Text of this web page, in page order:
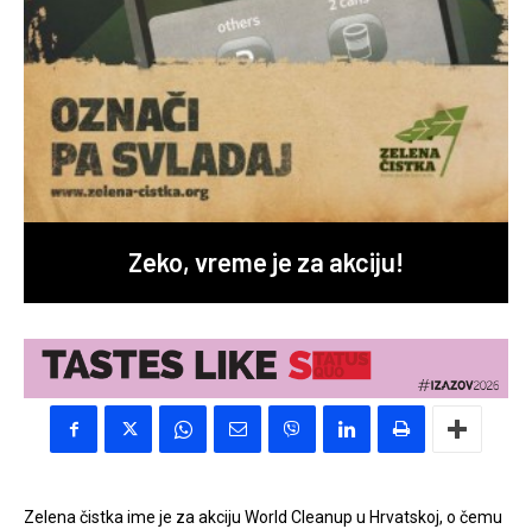
Zeko, vreme je za akciju!
Zelena čistka ime je za akciju World Cleanup u Hrvatskoj, o čemu